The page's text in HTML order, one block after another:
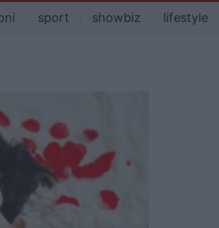
sport showbiz lifestyle